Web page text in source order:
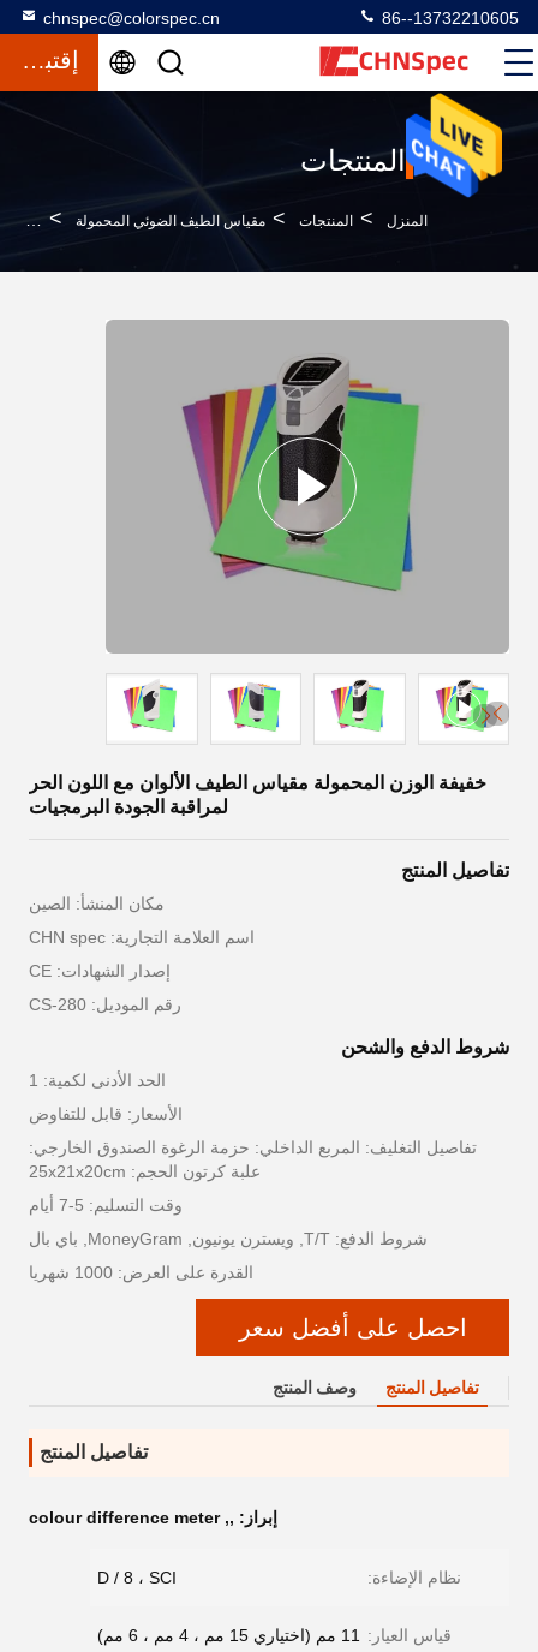
chnspec@colorspec.cn 86--13732210605
إقتباس
المنتجات
المنزل > المنتجات > مقياس الطيف الضوئي المحمولة >
خفيفة الوزن المحمولة مقياس الطيف الألوان مع اللون الحر
لمراقبة الجودة البرمجيات
تفاصيل المنتج
مكان المنشأ: الصين
اسم العلامة التجارية: CHN spec
إصدار الشهادات: CE
رقم الموديل: CS-280
شروط الدفع والشحن
الحد الأدنى لكمية: 1
الأسعار: قابل للتفاوض
تفاصيل التغليف: المربع الداخلي: حزمة الرغوة الصندوق الخارجي:
علبة كرتون الحجم: 25x21x20cm
وقت التسليم: 5-7 أيام
شروط الدفع: T/T, ويسترن يونيون, MoneyGram, باي بال
القدرة على العرض: 1000 شهريا
احصل على أفضل سعر
تفاصيل المنتج وصف المنتج
تفاصيل المنتج
إبراز: ,
,
colour difference meter
نظام الإضاءة: D / 8 ، SCI
قياس العيار: 11 مم (اختياري 15 مم ، 4 مم ، 6 مم)